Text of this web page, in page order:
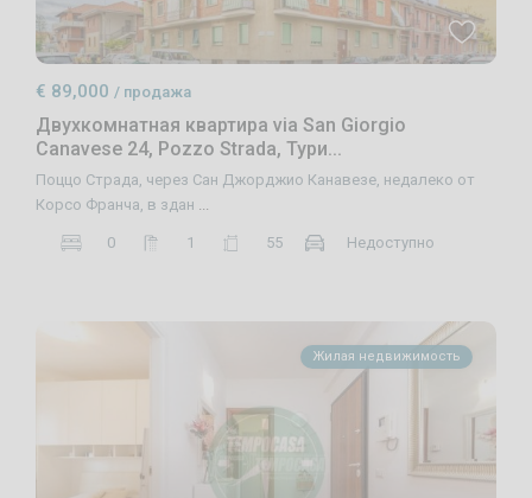
€ 89,000/ продажа
Двухкомнатная квартира via San Giorgio
Canavese 24, Pozzo Strada, Тури...
Поццо Страда, через Сан Джорджио Канавезе, недалеко от
Корсо Франча, в здан ...
0 1 55 Недоступно
Жилая недвижимость